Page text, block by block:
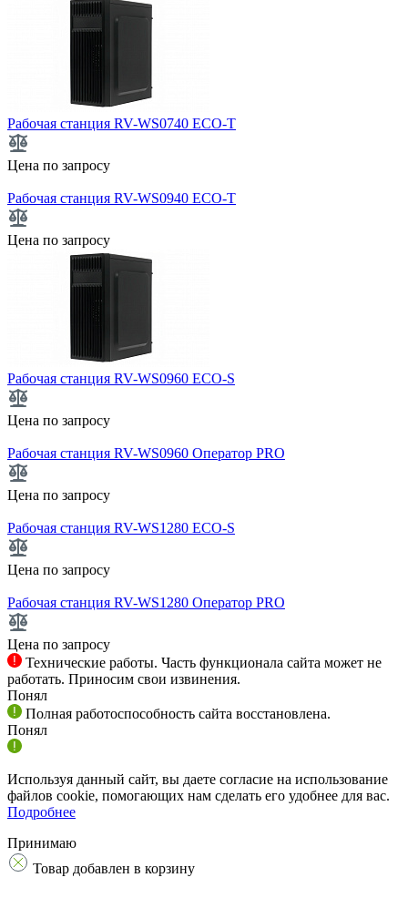
Рабочая станция RV-WS0740 ECO-T
Цена по запросу
Рабочая станция RV-WS0940 ECO-T
Цена по запросу
Рабочая станция RV-WS0960 ECO-S
Цена по запросу
Рабочая станция RV-WS0960 Оператор PRO
Цена по запросу
Рабочая станция RV-WS1280 ECO-S
Цена по запросу
Рабочая станция RV-WS1280 Оператор PRO
Цена по запросу
Технические работы. Часть функционала сайта может не
работать. Приносим свои извинения.
Понял
Полная работоспособность сайта восстановлена.
Понял
Используя данный сайт, вы даете согласие на использование
файлов cookie, помогающих нам сделать его удобнее для вас.
Подробнее
Принимаю
Товар добавлен в корзину